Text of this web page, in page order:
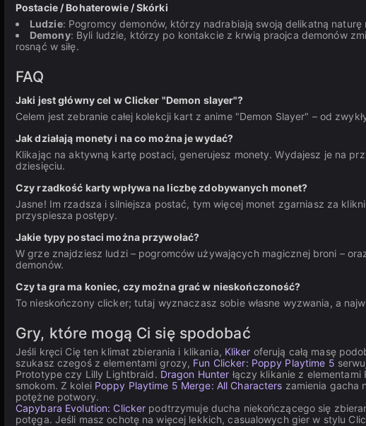
Postacie / Bohaterowie / Skórki
Ludzie: Pogromcy demonów, którzy nadrabiają swoją delikatną
Demony: Byli ludzie, którzy po kontakcie z krwią praojca demonów
rosnąć w siłę.
FAQ
Jaki jest główny cel w Clicker "Demon slayer"?
Celem jest zebranie całej kolekcji kart z anime "Demon Slayer" – od
Jak działają monety i na co można je wydać?
Klikając na aktywną kartę postaci, generujesz monety. Wydajesz je na
dziesięciu.
Czy rzadkość karty wpływa na liczbę zdobywanych monet?
Jasne! Im rzadsza i silniejsza postać, tym więcej monet zgarniasz za
przyspiesza postępy.
Jakie typy postaci można przywołać?
W grze znajdziesz ludzi – pogromców używających magicznej broni –
demonów.
Czy ta gra ma koniec, czy można grać w nieskończoność?
To nieskończony clicker; tutaj wyznaczasz sobie własne wyzwania, a
Gry, które mogą Ci się spodobać
Jeśli kręci Cię ten klimat zbierania i klikania, Kliker oferują całą masę
szukasz czegoś z elementami grozy, Fun Clicker: Poppy Playtime 5
Prototype czy Lilly Lightbraid. Dragon Hunter łączy klikanie z
smokom. Z kolei Poppy Playtime 5 Merge: All Characters zamienia gacha
potężne potwory.
Capybara Evolution: Clicker podtrzymuje ducha niekończącego się
potęga. Jeśli masz ochotę na więcej lekkich, casualowych gier w stylu